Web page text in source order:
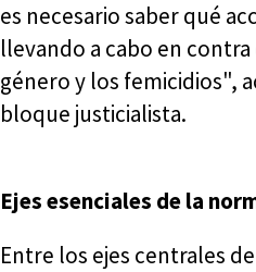
es necesario saber qué
llevando a cabo en
género y los femicidios",
bloque justicialista.
Ejes esenciales de la
Entre los ejes centrales